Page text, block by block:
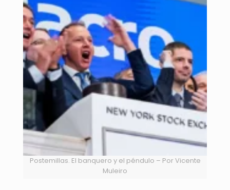
Postemillas. El banquero y el péndulo – Por Vicente
Muleiro